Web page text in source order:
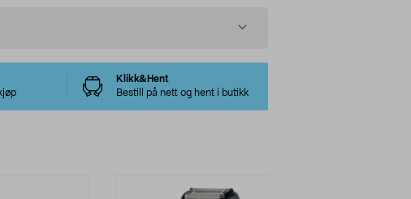
Klikk&Hent
Bestill på nett og hent i butikk